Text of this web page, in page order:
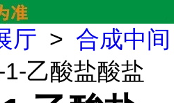
厅 > 合成中间
乙酸盐酸盐